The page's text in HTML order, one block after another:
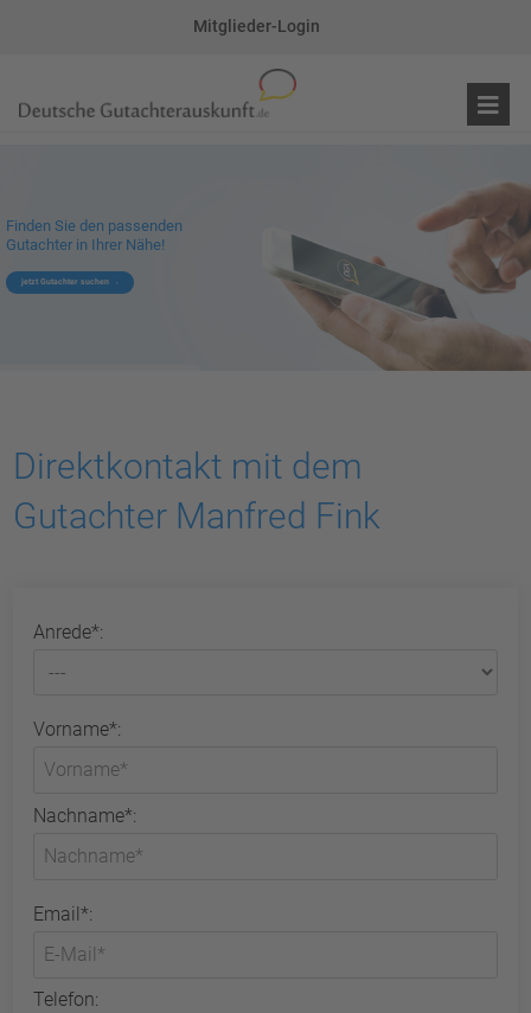
Mitglieder-Login
Finden Sie den passenden
Gutachter in Ihrer Nähe!
jetzt Gutachter suchen
Direktkontakt mit dem
Gutachter Manfred Fink
Anrede*:
Vorname*:
Nachname*:
Email*:
Telefon: